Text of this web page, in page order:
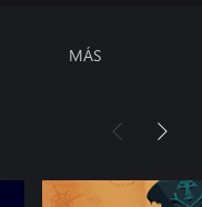
MÁS